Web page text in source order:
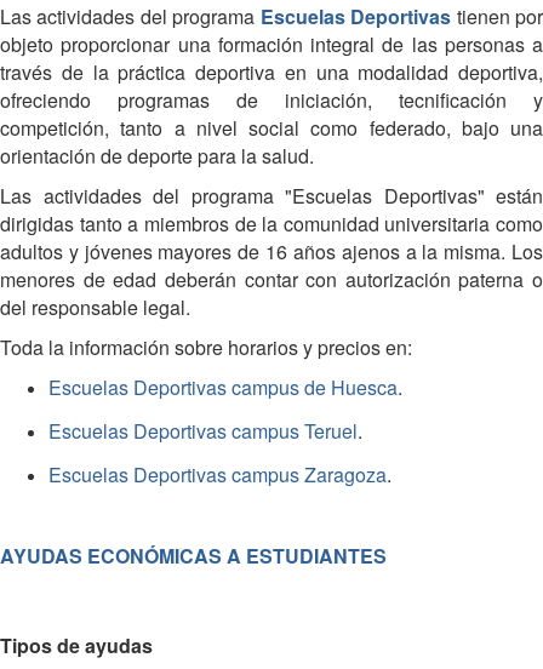
Las actividades del programa Escuelas Deportivas tienen por
objeto proporcionar una formación integral de las personas a
través de la práctica deportiva en una modalidad deportiva,
ofreciendo programas de iniciación, tecnificación y
competición, tanto a nivel social como federado, bajo una
orientación de deporte para la salud.
Las actividades del programa "Escuelas Deportivas" están
dirigidas tanto a miembros de la comunidad universitaria como
adultos y jóvenes mayores de 16 años ajenos a la misma. Los
menores de edad deberán contar con autorización paterna o
del responsable legal.
Toda la información sobre horarios y precios en:
Escuelas Deportivas campus de Huesca.
Escuelas Deportivas campus Teruel.
Escuelas Deportivas campus Zaragoza.
AYUDAS ECONÓMICAS A ESTUDIANTES
Tipos de ayudas